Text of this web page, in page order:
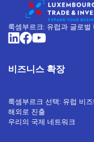
룩셈부르크: 유럽과 글로
비즈니스 확장
룩셈부르크 선택: 유럽 비
해외로 진출
우리의 국제 네트워크